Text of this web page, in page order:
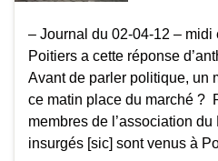
– Journal du 02-04-12 – midi
Poitiers a cette réponse
Avant de parler politique, un
ce matin place du marché ?
membres de l’association
insurgés [sic] sont venus à